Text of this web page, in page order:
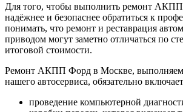
Для того, чтобы выполнить ремонт
надёжнее и безопаснее обратиться к
понимать, что ремонт и реставрация
приводом могут заметно отличаться по
итоговой стоимости.
Ремонт АКПП Форд в Москве,
нашего автосервиса, обязательно
проведение компьютерной